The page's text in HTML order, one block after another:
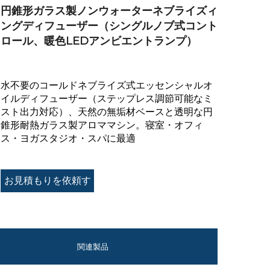
円錐形ガラス製ノンウォーターネブライズィ
ングディフューザー（シングルノブ式コント
ロール、暖色LEDアンビエントランプ）
水不要のコールドネブライズ式エッセンシャルオ
イルディフューザー（ステップレス調節可能なミ
スト出力対応）、天然の無垢材ベースと透明な円
錐形耐熱ガラス製アロママシン。寝室・オフィ
ス・ヨガスタジオ・スパに最適
お見積もりを依頼す
関連製品